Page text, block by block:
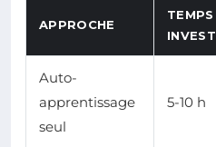
APPROCHE
TEMPS
Auto-
apprentissage
seul
5-10 h